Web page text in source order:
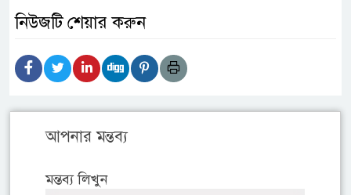
নিউজটি শেয়ার করুন
আপনার মন্তব্য
মন্তব্য লিখুন